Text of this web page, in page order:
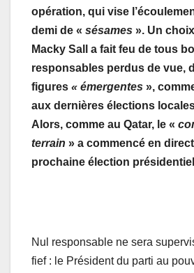
opération, qui vise
demi de « sésames ». Un
Macky Sall a fait feu de tous
responsables perdus de vue,
figures « émergentes »,
aux dernières élections
Alors, comme au Qatar, le «
terrain » a commencé en
prochaine élection
Nul responsable ne sera
fief : le Président du parti au